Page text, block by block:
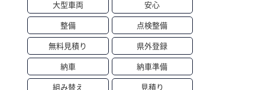
大型車両 安心
整備 点検整備
無料見積り 県外登録
納車 納車準備
組み替え 見積り